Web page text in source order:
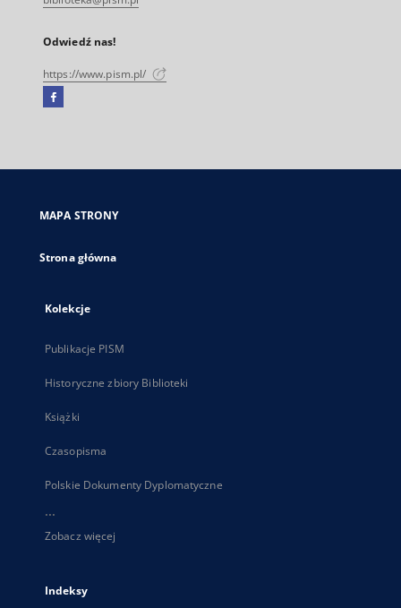
Odwiedź nas!
https://www.pism.pl/
Facebook
się
karcie
MAPA STRONY
Strona główna
Kolekcje
Publikacje PISM
Historyczne zbiory Biblioteki
Książki
Czasopisma
Polskie Dokumenty Dyplomatyczne
...
Zobacz więcej
Indeksy